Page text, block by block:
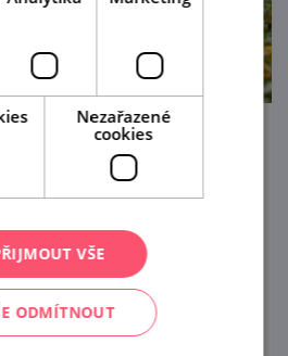
v Lednici
jedna z krásných staveb,
Co je uvnitř?
prohlédnout
Nezařazené
cookies
VŠE
ODMÍTNOUT